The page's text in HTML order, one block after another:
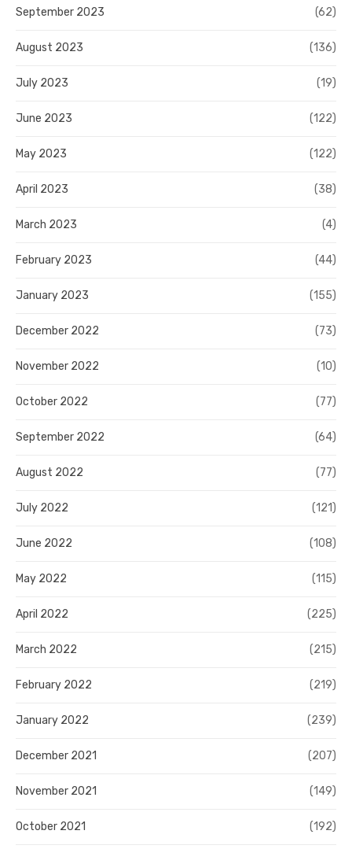
September 2023 (62)
August 2023 (136)
July 2023 (19)
June 2023 (122)
May 2023 (122)
April 2023 (38)
March 2023 (4)
February 2023 (44)
January 2023 (155)
December 2022 (73)
November 2022 (10)
October 2022 (77)
September 2022 (64)
August 2022 (77)
July 2022 (121)
June 2022 (108)
May 2022 (115)
April 2022 (225)
March 2022 (215)
February 2022 (219)
January 2022 (239)
December 2021 (207)
November 2021 (149)
October 2021 (192)